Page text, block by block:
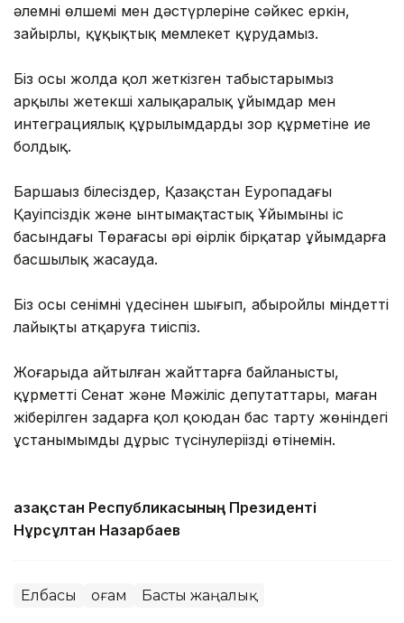
әлемнің өлшемі мен дәстүрлеріне сәйкес еркін,
зайырлы, құқықтық мемлекет құрудамыз.
Біз осы жолда қол жеткізген табыстарымыз
арқылы жетекші халықаралық ұйымдар мен
интеграциялық құрылымдардың зор құрметіне ие
болдық.
Баршаңыз білесіздер, Қазақстан Еуропадағы
Қауіпсіздік және ынтымақтастық Ұйымының іс
басындағы Төрағасы әрі өңірлік бірқатар ұйымдарға
басшылық жасауда.
Біз осы сенімнің үдесінен шығып, абыройлы міндетті
лайықты атқаруға тиіспіз.
Жоғарыда айтылған жайттарға байланысты,
құрметті Сенат және Мәжіліс депутаттары, маған
жіберілген заңдарға қол қоюдан бас тарту жөніндегі
ұстанымымды дұрыс түсінулеріңізді өтінемін.
Қазақстан Республикасының Президенті
Нұрсұлтан Назарбаев
Елбасы Қоғам Басты жаңалық